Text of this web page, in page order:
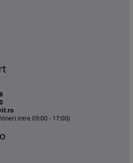
intre 09:00 - 17:00)